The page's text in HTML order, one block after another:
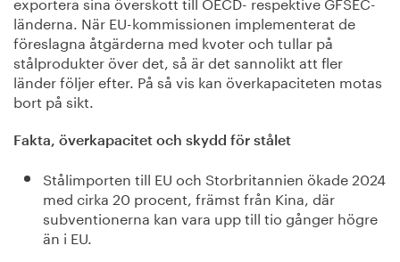
länderna. När EU-kommissionen implementerat de
föreslagna åtgärderna med kvoter och tullar på
stålprodukter över det, så är det sannolikt att fler
länder följer efter. På så vis kan överkapaciteten motas
bort på sikt.
Fakta, överkapacitet och skydd för stålet
Stålimporten till EU och Storbritannien ökade 2024
med cirka 20 procent, främst från Kina, där
subventionerna kan vara upp till tio gånger högre
än i EU.